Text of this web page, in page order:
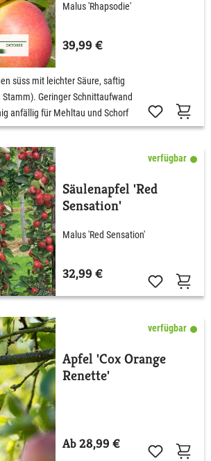
Malus 'Rhapsodie'
39,99 €
süss mit leichter Säure, saftig
Geringer Schnittaufwand
anfällig für Mehltau und Schorf
verfügbar
Säulenapfel 'Red
Sensation'
Malus 'Red Sensation'
32,99 €
verfügbar
Apfel 'Cox Orange
Renette'
Ab 28,99 €